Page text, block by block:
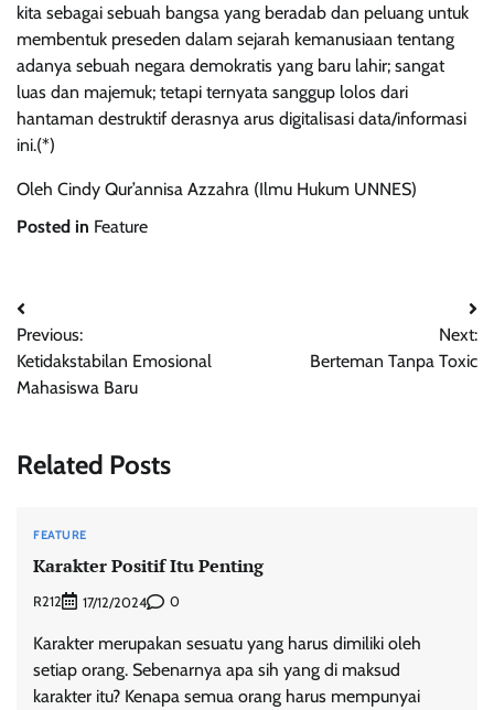
kita sebagai sebuah bangsa yang beradab dan peluang untuk
membentuk preseden dalam sejarah kemanusiaan tentang
adanya sebuah negara demokratis yang baru lahir; sangat
luas dan majemuk; tetapi ternyata sanggup lolos dari
hantaman destruktif derasnya arus digitalisasi data/informasi
ini.(*)
Oleh Cindy Qur’annisa Azzahra (Ilmu Hukum UNNES)
Posted in Feature
Post
navigation
Previous:
Ketidakstabilan Emosional
Mahasiswa Baru
Next:
Berteman Tanpa Toxic
Related Posts
FEATURE
Karakter Positif Itu Penting
R212 17/12/2024 0
Karakter merupakan sesuatu yang harus dimiliki oleh
setiap orang. Sebenarnya apa sih yang di maksud
karakter itu? Kenapa semua orang harus mempunyai